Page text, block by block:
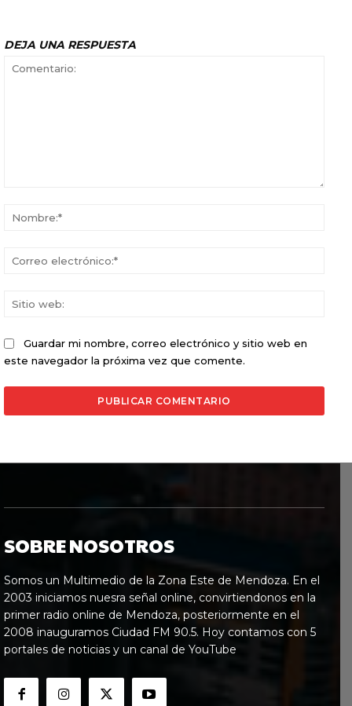
DEJA UNA RESPUESTA
Guardar mi nombre, correo electrónico y sitio web en
este navegador la próxima vez que comente.
SOBRE NOSOTROS
Somos un Multimedio de la Zona Este de Mendoza. En el
2003 iniciamos nuesra señal online, convirtiendonos en la
primer radio online de Mendoza, posteriormente en el
2008 inauguramos Ciudad FM 90.5. Hoy contamos con 5
portales de noticias y un canal de YouTube